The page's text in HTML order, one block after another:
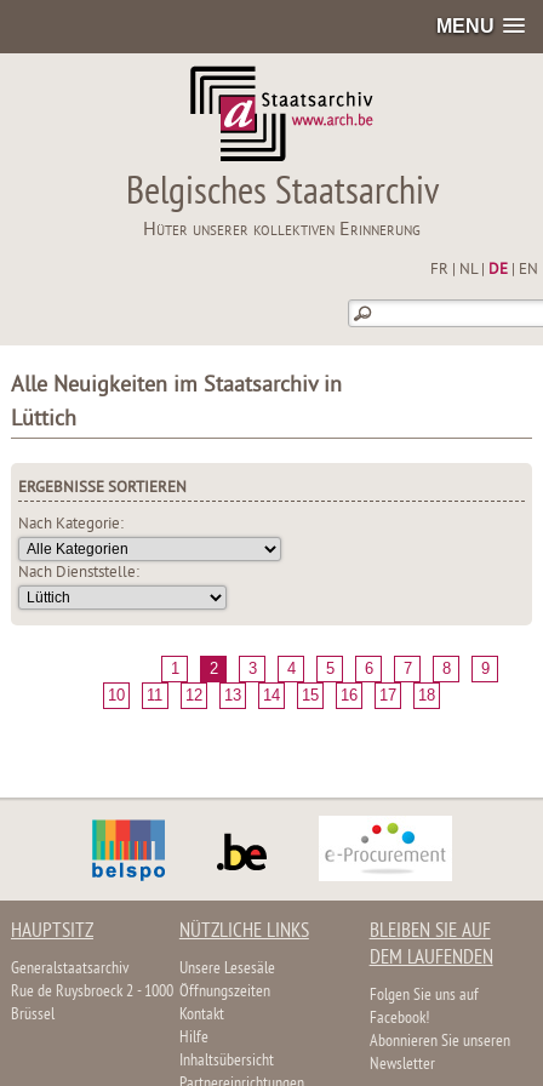
MENU
Belgisches Staatsarchiv
Hüter unserer kollektiven Erinnerung
FR NL| DE| EN
Alle Neuigkeiten im Staatsarchiv in
Lüttich
ERGEBNISSE SORTIEREN
Nach Kategorie:
Nach Dienststelle:
1 2 3 4 5 6 7 8
9
10
11 12 13 14 15 16 17 18
HAUPTSITZ
Generalstaatsarchiv
Rue de Ruysbroeck 2 - 1000
Brüssel
NÜTZLICHE LINKS
Unsere Lesesäle
Öffnungszeiten
Kontakt
Hilfe
Inhaltsübersicht
BLEIBEN SIE AUF
DEM LAUFENDEN
Folgen Sie uns auf
Facebook!
Abonnieren Sie unseren
Newsletter